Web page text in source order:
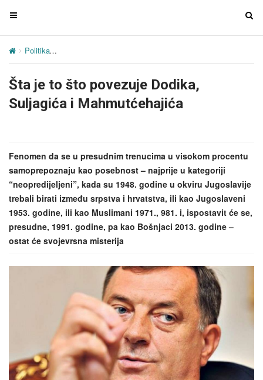
T
g
e
n
g
a
t
i
o
n
T
g
t
o
Politika
Šta je to što povezuje Dodika,
Suljagića i Mahmutćehajića
Fenomen da se u presudnim trenucima u visokom procentu
samoprepoznaju kao posebnost – najprije u kategoriji
“neopredijeljeni”, kada su 1948. godine u okviru Jugoslavije
trebali birati između srpstva i hrvatstva, ili kao Jugoslaveni
1953. godine, ili kao Muslimani 1971., 981. i, ispostavit će se,
presudne, 1991. godine, pa kao Bošnjaci 2013. godine –
ostat će svojevrsna misterija